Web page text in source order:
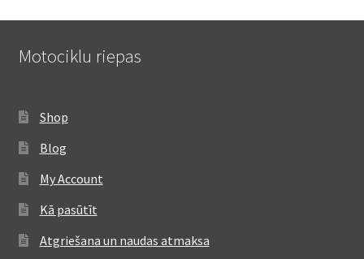
Motociklu riepas
Shop
Blog
My Account
Kā pasūtīt
Atgriešana un naudas atmaksa